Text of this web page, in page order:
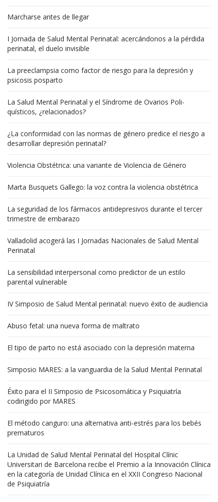
Marcharse antes de llegar
I Jornada de Salud Mental Perinatal: acercándonos a la pérdida
perinatal, el duelo invisible
La preeclampsia como factor de riesgo para la depresión y
psicosis posparto
La Salud Mental Perinatal y el Síndrome de Ovarios Poli-
quísticos, ¿relacionados?
¿La conformidad con las normas de género predice el riesgo a
desarrollar depresión perinatal?
Violencia Obstétrica: una variante de Violencia de Género
Marta Busquets Gallego: la voz contra la violencia obstétrica
La seguridad de los fármacos antidepresivos durante el tercer
trimestre de embarazo
Valladolid acogerá las I Jornadas Nacionales de Salud Mental
Perinatal
La sensibilidad interpersonal como predictor de un estilo
parental vulnerable
IV Simposio de Salud Mental perinatal: nuevo éxito de audiencia
Abuso fetal: una nueva forma de maltrato
El tipo de parto no está asociado con la depresión materna
Simposio MARES: a la vanguardia de la Salud Mental Perinatal
Éxito para el II Simposio de Psicosomática y Psiquiatría
codirigido por MARES
El método canguro: una alternativa anti-estrés para los bebés
prematuros
La Unidad de Salud Mental Perinatal del Hospital Clínic
Universitari de Barcelona recibe el Premio a la Innovación Clínica
en la categoría de Unidad Clínica en el XXII Congreso Nacional
de Psiquiatría